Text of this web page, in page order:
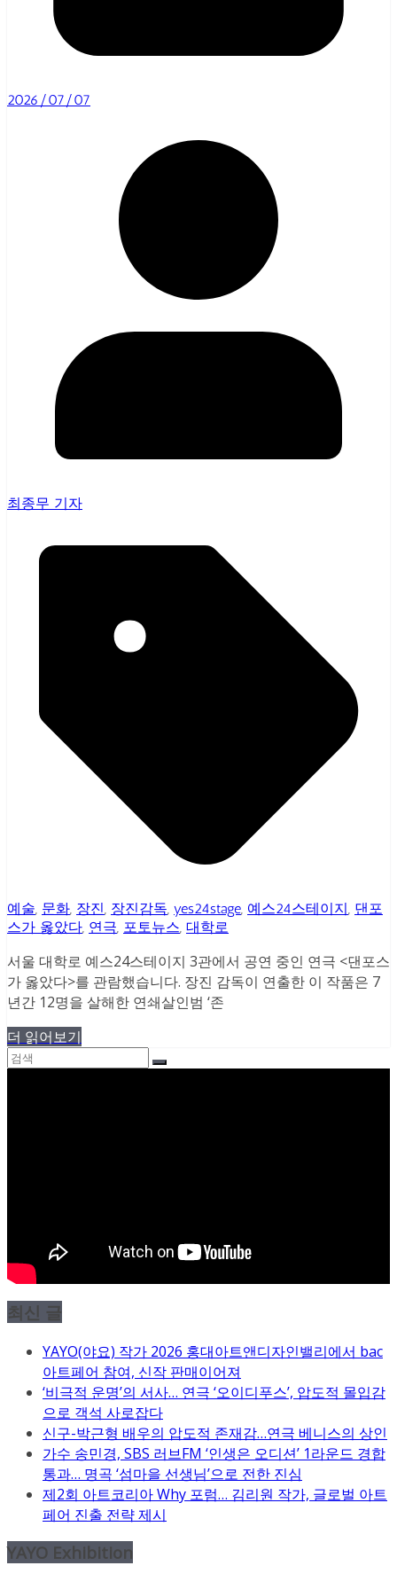
2026/07/07
최종무 기자
예술, 문화, 장진, 장진감독, yes24stage, 예스24스테이지, 댄포
스가 옳았다, 연극, 포토뉴스, 대학로
서울 대학로 예스24스테이지 3관에서 공연 중인 연극 <댄포스
가 옳았다>를 관람했습니다. 장진 감독이 연출한 이 작품은 7
년간 12명을 살해한 연쇄살인범 ‘존
더 읽어보기
최신 글
YAYO(야요) 작가 2026 홍대아트앤디자인밸리에서 bac
아트페어 참여, 신작 판매이어져
‘비극적 운명’의 서사… 연극 ‘오이디푸스’, 압도적 몰입감
으로 객석 사로잡다
신구-박근형 배우의 압도적 존재감…연극 베니스의 상인
가수 송민경, SBS 러브FM ‘인생은 오디션’ 1라운드 경합
통과… 명곡 ‘섬마을 선생님’으로 전한 진심
제2회 아트코리아 Why 포럼… 김리원 작가, 글로벌 아트
페어 진출 전략 제시
YAYO Exhibition